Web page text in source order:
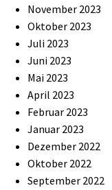
November 2023
Oktober 2023
Juli 2023
Juni 2023
Mai 2023
April 2023
Februar 2023
Januar 2023
Dezember 2022
Oktober 2022
September 2022